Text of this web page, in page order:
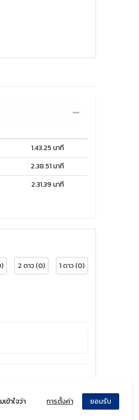
1.43.25 นาที
2.38.51 นาที
2.31.39 นาที
2 ดาว (0) 1 ดาว (0)
ข้าใจว่า
การตั้งค่า